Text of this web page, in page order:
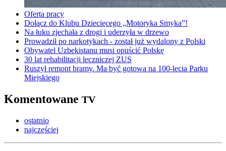
Oferta pracy
Dołącz do Klubu Dziecięcego „Motoryka Smyka”!
Na łuku zjechała z drogi i uderzyła w drzewo
Prowadził po narkotykach - został już wydalony z Polski
Obywatel Uzbekistanu musi opuścić Polskę
30 lat rehabilitacji leczniczej ZUS
Ruszył remont bramy. Ma być gotowa na 100-lecia Parku
Miejskiego
Komentowane TV
ostatnio
najczęściej